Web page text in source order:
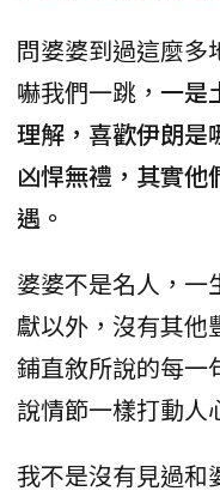
問婆婆到過這麼多
嚇我們一跳， 一是
理解，喜歡伊朗是
凶悍無禮，其實他
遇。
婆婆不是名人，一
獻以外，沒有其他
鋪直敘所說的每一
說情節一樣打動人
我不是沒有見過和